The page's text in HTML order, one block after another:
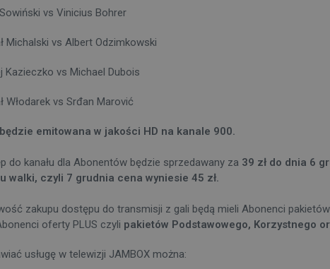
vs Vinicius Bohrer
Michalski vs Albert Odzimkowski
Kazieczko vs Michael Dubois
Włodarek vs Srđan Marović
emitowana w jakości HD na kanale 900.
do kanału dla Abonentów będzie sprzedawany za 39 zł do dnia 6
walki, czyli 7 grudnia cena wyniesie 45 zł.
zakupu dostępu do transmisji z gali będą mieli Abonenci
oferty PLUS czyli pakietów Podstawowego, Korzystnego
usługę w telewizji JAMBOX można: